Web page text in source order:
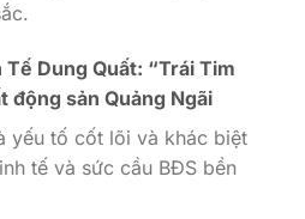
Tế Dung Quất: “Trái Tim
động sản Quảng Ngãi
yếu tố cốt lõi và khác biệt
tế và sức cầu BĐS bền